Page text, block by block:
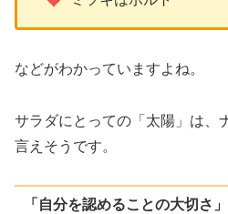
などがわかっていますよね。
サラダにとっての「太陽」は、
言えそうです。
「自分を認めることの大切さ